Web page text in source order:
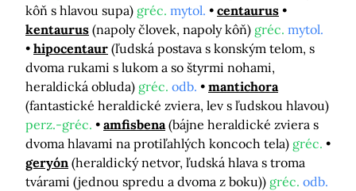
kôň s hlavou supa) gréc. mytol.
centaurus
kentaurus (napoly človek, napoly kôň) gréc. mytol.
hipocentaur (ľudská postava s konským telom, s
dvoma rukami s lukom a so štyrmi nohami,
heraldická obluda) gréc. odb.
mantichora
(fantastické heraldické zviera, lev s ľudskou hlavou)
perz.-gréc.
amfisbena (bájne heraldické zviera s
dvoma hlavami na protiľahlých koncoch tela) gréc.
geryón (heraldický netvor, ľudská hlava s troma
tvárami (jednou spredu a dvoma z boku)) gréc. odb.